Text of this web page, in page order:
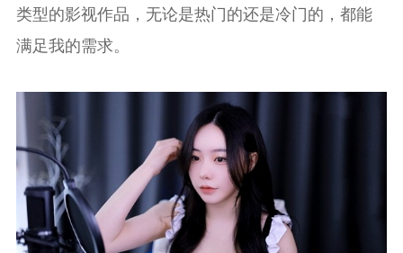
类型的影视作品，无论是热门的还是冷门的，都能
满足我的需求。